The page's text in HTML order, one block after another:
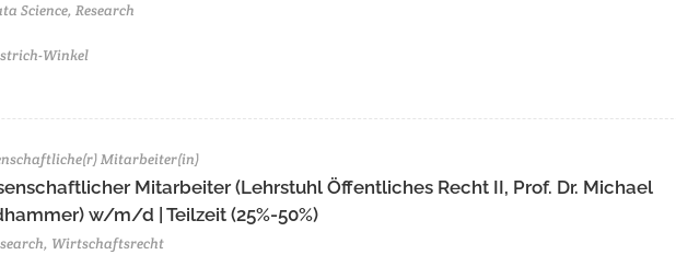
Science, Research
Winkel
Mitarbeiter(in)
Mitarbeiter (Lehrstuhl Öffentliches Recht II, Prof. Dr. Michael
w/m/d | Teilzeit (25%-50%)
Wirtschaftsrecht